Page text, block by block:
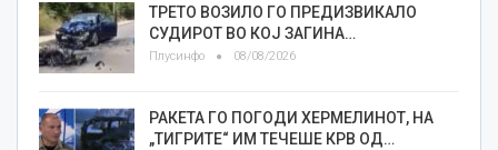
ТРЕТО ВОЗИЛО ГО ПРЕДИЗВИКАЛО
СУДИРОТ ВО КОЈ ЗАГИНА…
Плусинфо 08/08/2026
РАКЕТА ГО ПОГОДИ ХЕРМЕЛИНОТ, НА
„ТИГРИТЕ“ ИМ ТЕЧЕШЕ КРВ ОД…